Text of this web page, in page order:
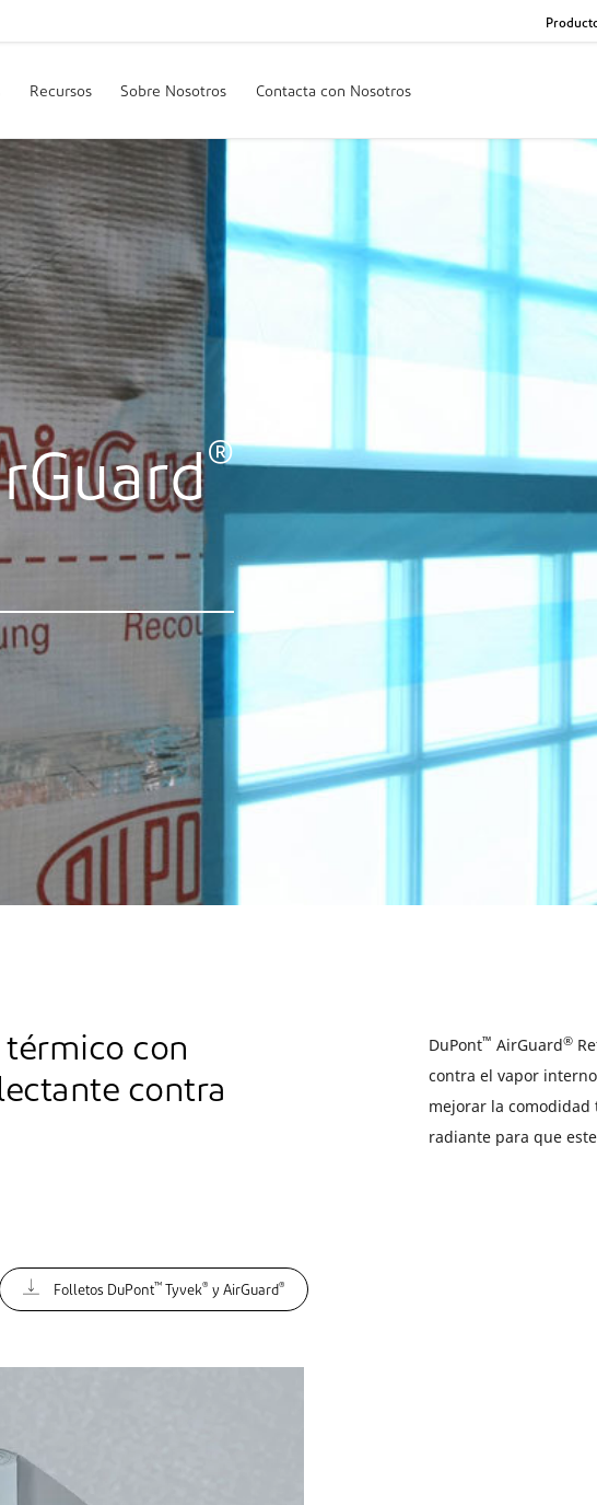
Recursos Sobre Nosotros Contacta con Nosotros
®
con
contra
DuPont™ AirGuard®
contra el vapor
mejorar la comodidad
radiante para que
Folletos DuPont™ Tyvek® y AirGuard®